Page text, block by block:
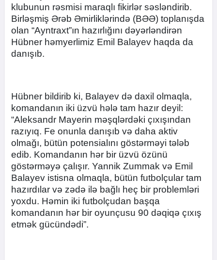
klubunun rəsmisi maraqlı fikirlər səsləndirib.
Birləşmiş Ərəb Əmirliklərində (BƏƏ) toplanışda
olan “Ayntraxt”ın hazırlığını dəyərləndirən
Hübner həmyerlimiz Emil Balayev haqda da
danışıb.
Hübner bildirib ki, Balayev də daxil olmaqla,
komandanın iki üzvü hələ tam hazır deyil:
“Aleksandr Mayerin məşqlərdəki çıxışından
razıyıq. Fe onunla danışıb və daha aktiv
olmağı, bütün potensialını göstərməyi tələb
edib. Komandanın hər bir üzvü özünü
göstərməyə çalışır. Yannik Zummak və Emil
Balayev istisna olmaqla, bütün futbolçular tam
hazırdılar və zədə ilə bağlı heç bir problemləri
yoxdu. Həmin iki futbolçudan başqa
komandanın hər bir oyunçusu 90 dəqiqə çıxış
etmək gücündədi”.